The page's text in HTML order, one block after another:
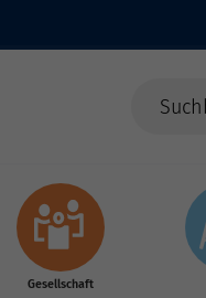
Gesellschaft